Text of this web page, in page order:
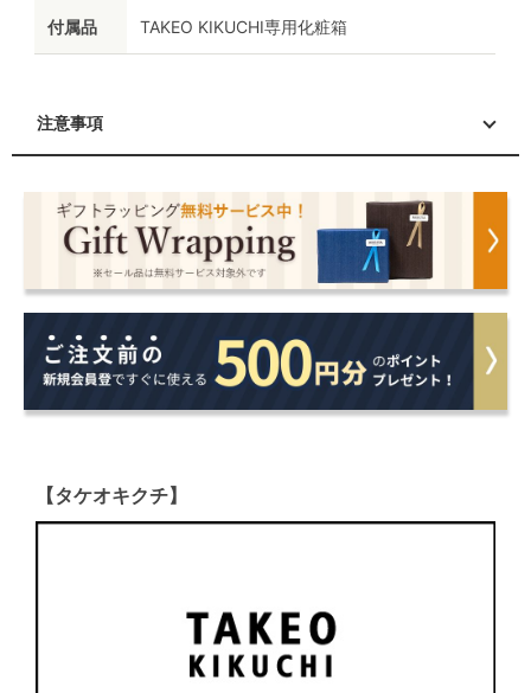
付属品 TAKEO KIKUCHI専用化粧箱
注意事項
【タケオキクチ】